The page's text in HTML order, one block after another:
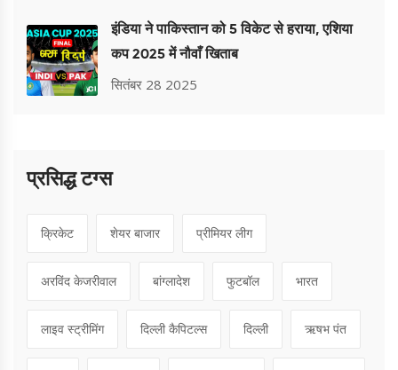
इंडिया ने पाकिस्तान को 5 विकेट से हराया, एशिया
कप 2025 में नौवाँ खिताब
सितंबर 28 2025
प्रसिद्ध टग्स
क्रिकेट शेयर बाजार प्रीमियर लीग
अरविंद केजरीवाल बांग्लादेश फुटबॉल भारत
लाइव स्ट्रीमिंग दिल्ली कैपिटल्स दिल्ली ऋषभ पंत